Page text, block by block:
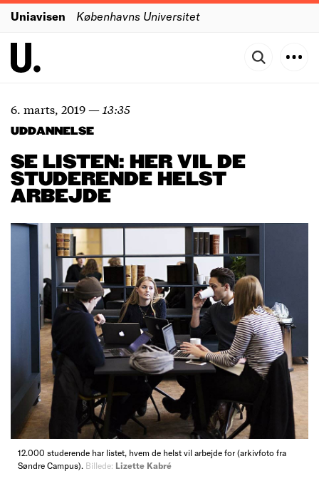
Uniavisen Københavns Universitet
6. marts, 2019— 13:35
UDDANNELSE
SE LISTEN: HER VIL DE
STUDERENDE HELST
ARBEJDE
12.000 studerende har listet, hvem de helst vil arbejde for (arkivfoto fra
Søndre Campus). Billede: Lizette Kabré